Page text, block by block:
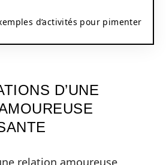
d’activités pour pimenter
D’UNE
relation amoureuse